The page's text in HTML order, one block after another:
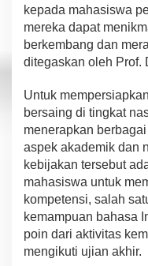
kepada mahasiswa
mereka dapat
berkembang dan mer
ditegaskan oleh Prof.
Untuk mempersiapkan
bersaing di tingkat
menerapkan
aspek akademik dan
kebijakan tersebut
mahasiswa untuk
kompetensi, salah
kemampuan bahasa
poin dari aktivitas
mengikuti ujian akhir.